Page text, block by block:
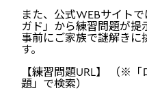
また、公式WEBサイト
ガド」から練習問題が提
事前にご家族で謎解きに
す。
【練習問題URL】 （※
題」で検索）